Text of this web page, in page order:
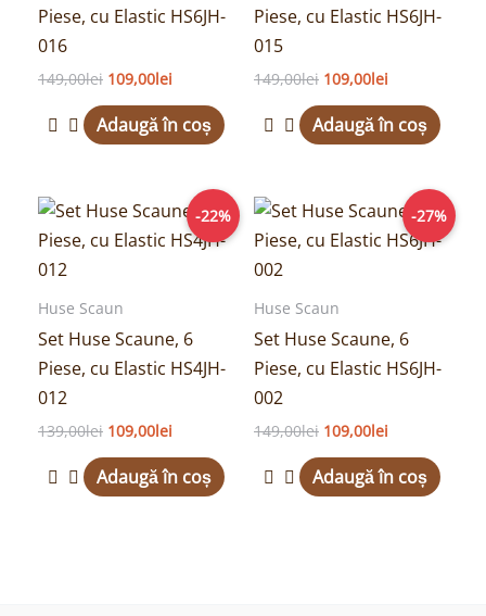
Piese, cu Elastic HS6JH-
016
149,00lei 109,00lei
Adaugă în coș
Piese, cu Elastic HS6JH-
015
149,00lei 109,00lei
Adaugă în coș
-22%
Huse Scaun
Set Huse Scaune, 6
Piese, cu Elastic HS4JH-
012
139,00lei
Prețul
inițial
a
109,00lei
Prețul
curent
este:
Adaugă în coș
-27%
Huse Scaun
Set Huse Scaune, 6
Piese, cu Elastic HS6JH-
002
149,00lei
Prețul
inițial
a
109,00lei
Prețul
curent
este:
Adaugă în coș